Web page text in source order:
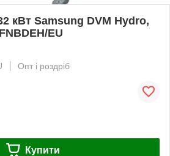
кВт Samsung DVM Hydro,
EU
Опт і роздріб
Купити